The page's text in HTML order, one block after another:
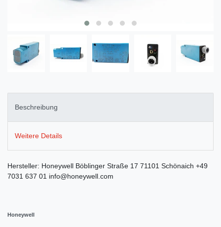
Beschreibung
Weitere Details
Hersteller: Honeywell Böblinger Straße 17 71101 Schönaich +49
7031 637 01 info@honeywell.com
Honeywell